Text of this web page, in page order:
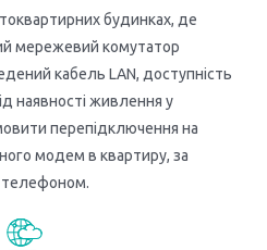
будинках, де
мережевий комутатор
кабель LAN, доступність
наявності живлення у
перепідключення на
модем в квартиру, за
телефоном.